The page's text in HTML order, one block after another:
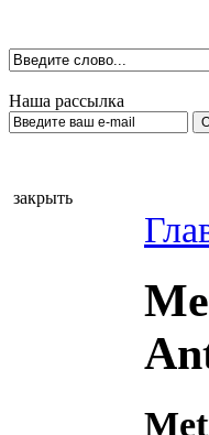
Наша рассылка
закрыть